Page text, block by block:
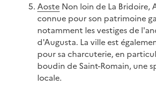
AosteNon loin de La Bridoire,
connue pour son patrimoine
notamment les vestiges de
d'Augusta. La ville est
pour sa charcuterie, en
boudin de Saint-Romain, une
locale.